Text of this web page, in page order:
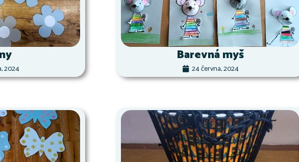
2024
Barevná myš
24 června, 2024